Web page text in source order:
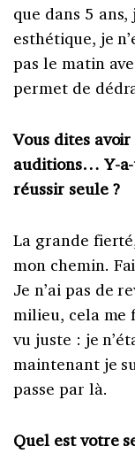
que dans 5
esthétique, je
pas le matin
permet de
Vous dites
auditions… Y-
réussir seule ?
La grande
mon chemin.
Je n’ai pas de
milieu, cela
vu juste : je
maintenant je
passe par là.
Quel est votre